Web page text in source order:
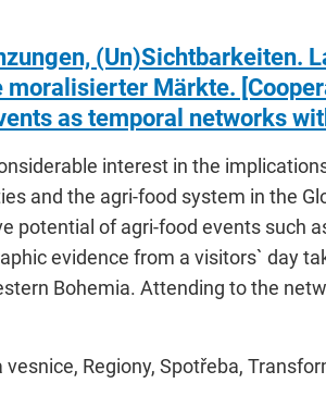
(Un)Sichtbarkeiten.
Märkte.
as temporal networks
interest in the
and the agri-food system in the
potential of agri-food events such
evidence from a visitors` day
Bohemia. Attending to the
vesnice, Regiony, Spotřeba,